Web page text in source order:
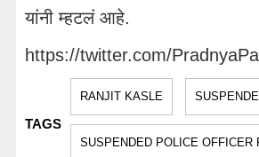
यांनी म्हटलं आहे.
https://twitter.com/
TAGS
RANJIT KASLE
SUSPENDED POLICE OFFICER